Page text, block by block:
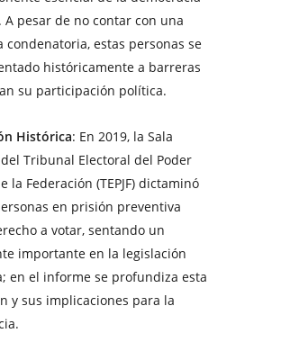
A pesar de no contar con una
condenatoria, estas personas se
históricamente a barreras
su participación política.
Histórica: En 2019, la Sala
Tribunal Electoral del Poder
la Federación (TEPJF) dictaminó
en prisión preventiva
a votar, sentando un
importante en la legislación
en el informe se profundiza esta
y sus implicaciones para la